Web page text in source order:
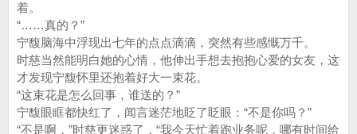
着。
“……真的？”
宁馥脑海中浮现出七年的点点滴滴，突然有些感慨万千。
时慈当然能明白她的心情，他伸出手想去抱抱心爱的女友，这
才发现宁馥怀里还抱着好大一束花。
“这束花是怎么回事，谁送的？”
宁馥眼眶都快红了，闻言迷茫地眨了眨眼：“不是你吗？”
“不是啊，”时慈更迷惑了，“我今天忙着跑业务呢，哪有时间给